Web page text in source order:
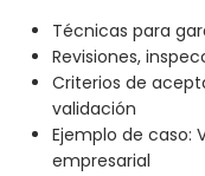
Técnicas para
Revisiones,
Criterios de
validación
Ejemplo de caso:
empresarial